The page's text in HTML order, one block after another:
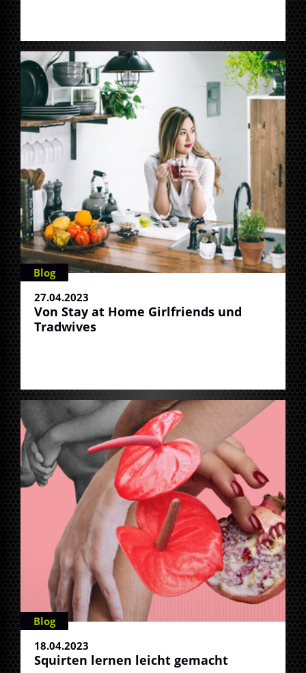
Blog
27.04.2023
Von Stay at Home Girlfriends und
Tradwives
Blog
18.04.2023
Squirten lernen leicht gemacht